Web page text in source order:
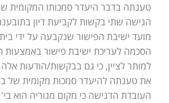
טענתה בדבר היעדר סמכותו המקומית של
הגישה שתי בקשות לקביעת דיון
מועד ישיבת הפישור שנקבעה על ידי
הסכמה לעריכת ישיבת פישור באמצעות
למותר לציין, כי גם בבקשות/הודעות
העובדת הדגישה כי מקום מגוריה הוא